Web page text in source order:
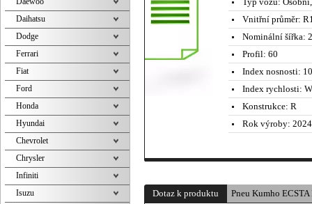
Vnitřní průměr:
Nominální šířka:
Profil: 60
Index nosnosti:
Index rychlosti:
Konstrukce: R
Rok výroby:
Dotaz k produktu Pneu Kumho
Daihatsu
Dodge
Ferrari
Fiat
Ford
Honda
Hyundai
Chevrolet
Chrysler
Infiniti
Isuzu